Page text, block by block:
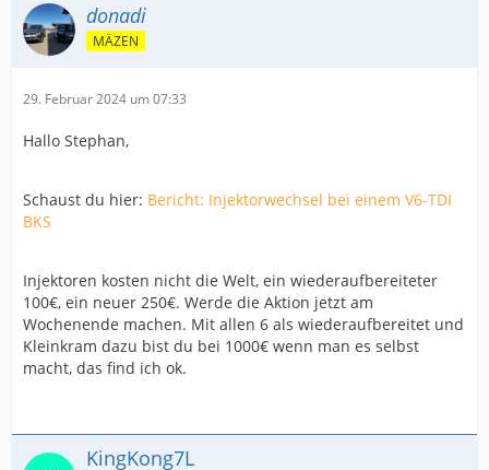
donadi
MÄZEN
29. Februar 2024 um 07:33
Hallo Stephan,
Schaust du hier: Bericht: Injektorwechsel bei einem V6-TDI
BKS
Injektoren kosten nicht die Welt, ein wiederaufbereiteter
100€, ein neuer 250€. Werde die Aktion jetzt am
Wochenende machen. Mit allen 6 als wiederaufbereitet und
Kleinkram dazu bist du bei 1000€ wenn man es selbst
macht, das find ich ok.
KingKong7L